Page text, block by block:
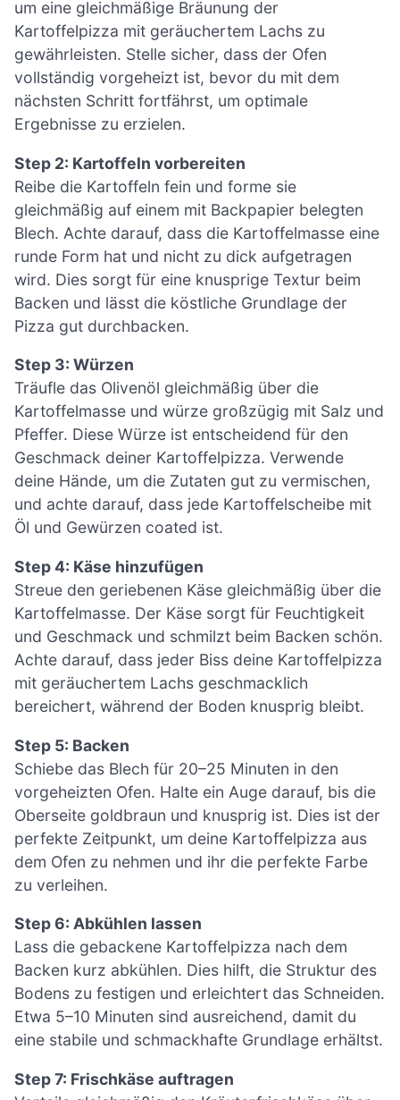
um eine gleichmäßige Bräunung der
Kartoffelpizza mit geräuchertem Lachs zu
gewährleisten. Stelle sicher, dass der Ofen
vollständig vorgeheizt ist, bevor du mit dem
nächsten Schritt fortfährst, um optimale
Ergebnisse zu erzielen.
Step 2: Kartoffeln vorbereiten
Reibe die Kartoffeln fein und forme sie
gleichmäßig auf einem mit Backpapier belegten
Blech. Achte darauf, dass die Kartoffelmasse eine
runde Form hat und nicht zu dick aufgetragen
wird. Dies sorgt für eine knusprige Textur beim
Backen und lässt die köstliche Grundlage der
Pizza gut durchbacken.
Step 3: Würzen
Träufle das Olivenöl gleichmäßig über die
Kartoffelmasse und würze großzügig mit Salz und
Pfeffer. Diese Würze ist entscheidend für den
Geschmack deiner Kartoffelpizza. Verwende
deine Hände, um die Zutaten gut zu vermischen,
und achte darauf, dass jede Kartoffelscheibe mit
Öl und Gewürzen coated ist.
Step 4: Käse hinzufügen
Streue den geriebenen Käse gleichmäßig über die
Kartoffelmasse. Der Käse sorgt für Feuchtigkeit
und Geschmack und schmilzt beim Backen schön.
Achte darauf, dass jeder Biss deine Kartoffelpizza
mit geräuchertem Lachs geschmacklich
bereichert, während der Boden knusprig bleibt.
Step 5: Backen
Schiebe das Blech für 20–25 Minuten in den
vorgeheizten Ofen. Halte ein Auge darauf, bis die
Oberseite goldbraun und knusprig ist. Dies ist der
perfekte Zeitpunkt, um deine Kartoffelpizza aus
dem Ofen zu nehmen und ihr die perfekte Farbe
zu verleihen.
Step 6: Abkühlen lassen
Lass die gebackene Kartoffelpizza nach dem
Backen kurz abkühlen. Dies hilft, die Struktur des
Bodens zu festigen und erleichtert das Schneiden.
Etwa 5–10 Minuten sind ausreichend, damit du
eine stabile und schmackhafte Grundlage erhältst.
Step 7: Frischkäse auftragen